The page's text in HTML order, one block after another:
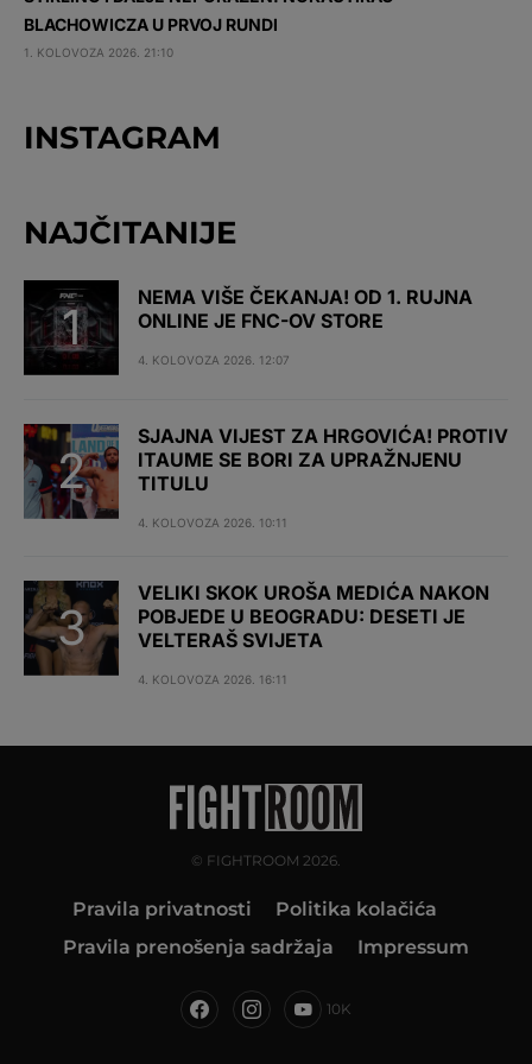
BLACHOWICZA U PRVOJ RUNDI
1. KOLOVOZA 2026. 21:10
INSTAGRAM
NAJČITANIJE
NEMA VIŠE ČEKANJA! OD 1. RUJNA
ONLINE JE FNC-OV STORE
4. KOLOVOZA 2026. 12:07
SJAJNA VIJEST ZA HRGOVIĆA! PROTIV
ITAUME SE BORI ZA UPRAŽNJENU
TITULU
4. KOLOVOZA 2026. 10:11
VELIKI SKOK UROŠA MEDIĆA NAKON
POBJEDE U BEOGRADU: DESETI JE
VELTERAŠ SVIJETA
4. KOLOVOZA 2026. 16:11
© FIGHTROOM 2026.
Pravila privatnosti
Politika kolačića
Pravila prenošenja sadržaja
Impressum
10K